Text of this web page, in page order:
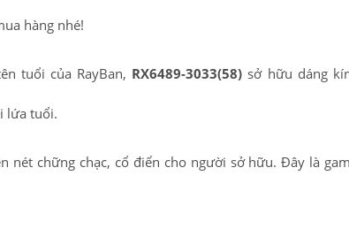
hàng nhé!
tuổi của RayBan, RX6489-3033(58) sở hữu dáng
lứa tuổi.
nét chững chạc, cổ điển cho người sở hữu. Đây là